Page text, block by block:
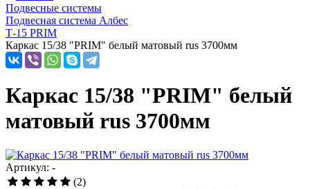
Подвесные системы
Подвесная система Албес
Т-15 PRIM
Каркас 15/38 "PRIM" белый матовый rus 3700мм
Каркас 15/38 "PRIM" белый
матовый rus 3700мм
Артикул: -
(2)